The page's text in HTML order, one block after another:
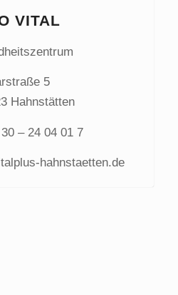
VITAL
5
Hahnstätten
– 24 04 01 7
hahnstaetten.de